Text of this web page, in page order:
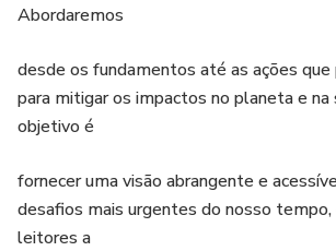
Abordaremos
desde os fundamentos até as ações
para mitigar os impactos no planeta e na
objetivo é
fornecer uma visão abrangente e
desafios mais urgentes do nosso tempo,
leitores a